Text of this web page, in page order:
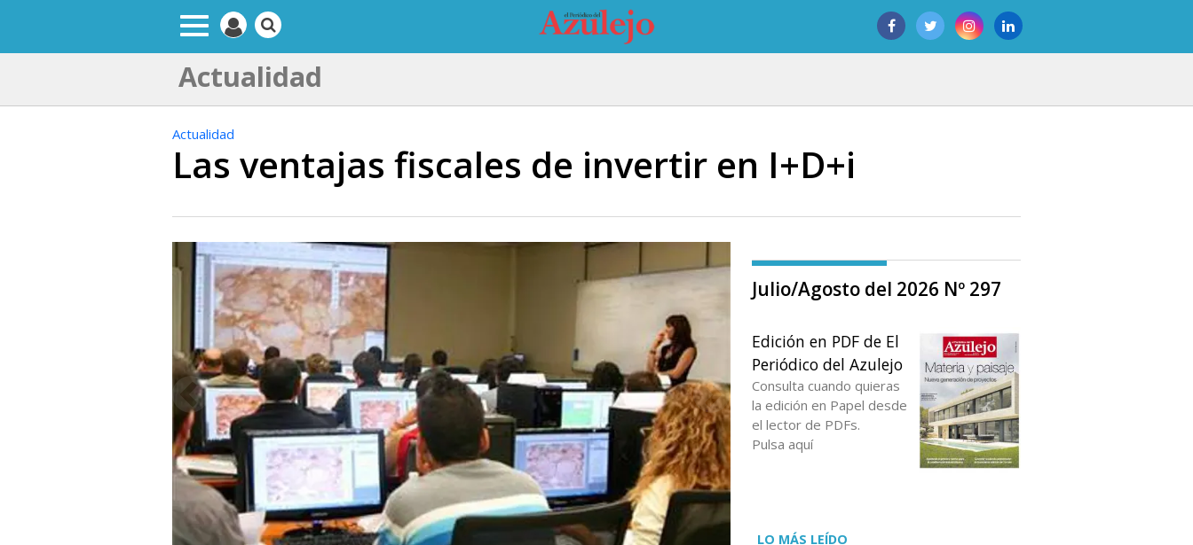
Actualidad
Actualidad
Las ventajas fiscales de invertir en I+D+i
Julio/Agosto del 2026 Nº 297
Edición en PDF de El
Periódico del Azulejo
Consulta cuando quieras
la edición en Papel desde
el lector de PDFs.
Pulsa aquí
LO MÁS LEÍDO